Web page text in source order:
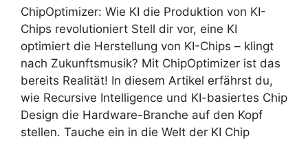
ChipOptimizer: Wie KI die Produktion von KI-
Chips revolutioniert Stell dir vor, eine KI
optimiert die Herstellung von KI-Chips – klingt
nach Zukunftsmusik? Mit ChipOptimizer ist das
bereits Realität! In diesem Artikel erfährst du,
wie Recursive Intelligence und KI-basiertes Chip
Design die Hardware-Branche auf den Kopf
stellen. Tauche ein in die Welt der KI Chip